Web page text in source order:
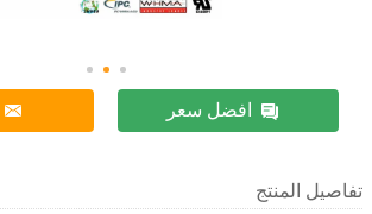
افضل سعر
تفاصيل المنتج